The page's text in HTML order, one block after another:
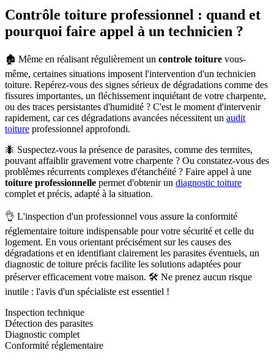
Contrôle toiture professionnel : quand et
pourquoi faire appel à un technicien ?
🏚️ Même en réalisant régulièrement un controle toiture vous-
même, certaines situations imposent l'intervention d'un technicien
toiture. Repérez-vous des signes sérieux de dégradations comme des
fissures importantes, un fléchissement inquiétant de votre charpente,
ou des traces persistantes d'humidité ? C'est le moment d'intervenir
rapidement, car ces dégradations avancées nécessitent un audit
toiture professionnel approfondi.
🐜 Suspectez-vous la présence de parasites, comme des termites,
pouvant affaiblir gravement votre charpente ? Ou constatez-vous des
problèmes récurrents complexes d'étanchéité ? Faire appel à une
toiture professionnelle permet d'obtenir un diagnostic toiture
complet et précis, adapté à la situation.
👌 L'inspection d'un professionnel vous assure la conformité
réglementaire toiture indispensable pour votre sécurité et celle du
logement. En vous orientant précisément sur les causes des
dégradations et en identifiant clairement les parasites éventuels, un
diagnostic de toiture précis facilite les solutions adaptées pour
préserver efficacement votre maison. 🛠️ Ne prenez aucun risque
inutile : l'avis d'un spécialiste est essentiel !
Inspection technique
Détection des parasites
Diagnostic complet
Conformité réglementaire